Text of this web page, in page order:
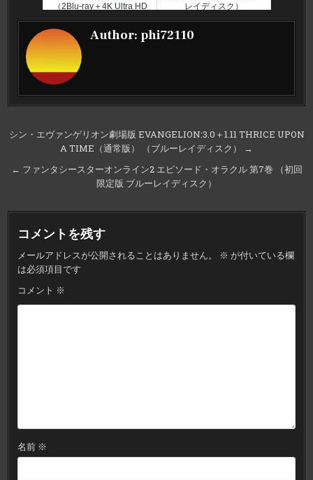
（2Blu-ray＋4K Ultra HD
ス...
レイディスク）
Author: phi72110
投
ナ
ゲ
ー
シ
ョ
ン
シン・エヴァンゲリオン劇場版 EVANGELION:3.0＋1.11 THRICE UPON
A TIME（通常版） （ブルーレイディスク） →
← ファンタシースターオンライン2 エピソード・オラクル 第7巻 （初回
限定版 ブルーレイディスク）
コメントを残す
メールアドレスが公開されることはありません。 ※ が付いている欄
は必須項目です
コメント ※
名前 ※